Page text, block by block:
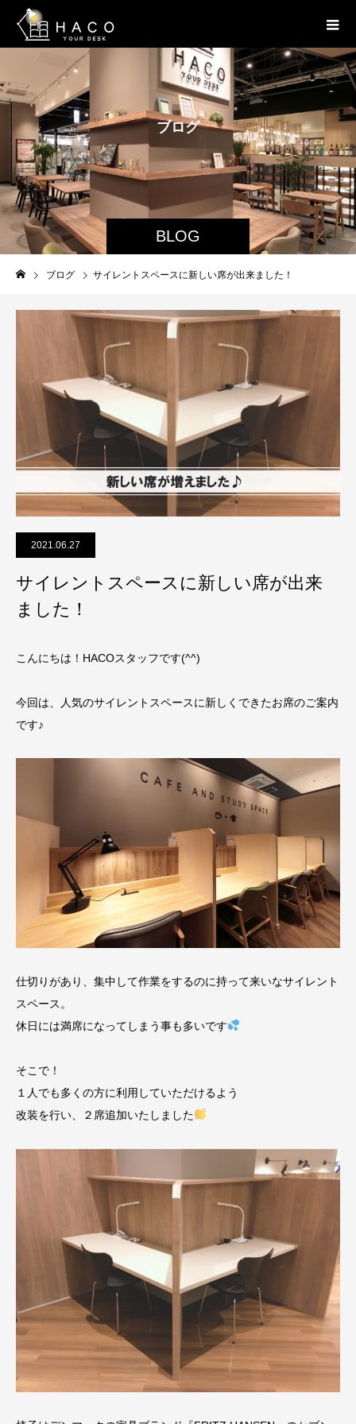
BLOG
ブログ
ブログ サイレントスペースに新しい席が出来ました！
2021.06.27
サイレントスペースに新しい席が出来
ました！
こんにちは！HACOスタッフです(^^)
今回は、人気のサイレントスペースに新しくできたお席のご案内
です♪
仕切りがあり、集中して作業をするのに持って来いなサイレント
スペース。
休日には満席になってしまう事も多いです
そこで！
１人でも多くの方に利用していただけるよう
改装を行い、２席追加いたしました